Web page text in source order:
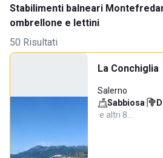
Stabilimenti balneari
ombrellone e lettini
50 Risultati
La Conchiglia
Salerno
Sabbiosa·
·e altri 8…